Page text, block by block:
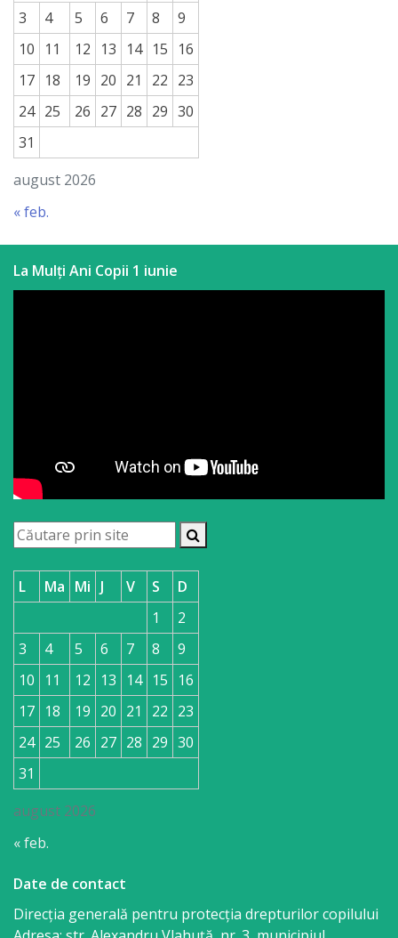
august 2026
3
4 5 6 7 8
9
10
11 12 13 14 15
16
17 18 19 20 21 22 23
24 25 26 27 28 29 30
31
« feb.
La Mulți Ani Copii 1 iunie
august 2026
L Ma Mi J V S
D
1
2
3
4 5 6 7 8
9
10
11 12 13 14 15
16
17 18 19 20 21 22 23
24 25 26 27 28 29 30
31
« feb.
Date de contact
Direcția generală pentru protecția drepturilor copilului